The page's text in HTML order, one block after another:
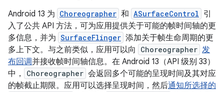
Android 13 为 Choreographer 和 ASurfaceControl 引
入了公共 API 方法，可为应用提供关于可能的帧时间轴的更
多信息，并为 SurfaceFlinger 添加关于帧生命周期的更
多上下文。与之前类似，应用可以向
Choreographer 发
布回调并接收帧时间轴信息。在 Android 13（API 级别 33）
中，
Choreographer 会返回多个可能的呈现时间及其对应
的帧截止期限。应用可以选择呈现时间，然后通知所选择的